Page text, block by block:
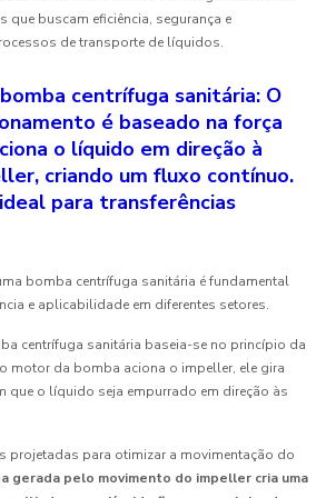
que buscam eficiência, segurança e
de transporte de líquidos.
centrífuga sanitária: O
é baseado na força
o líquido em direção à
criando um fluxo contínuo.
para transferências
bomba centrífuga sanitária é fundamental
e aplicabilidade em diferentes setores.
centrífuga sanitária baseia-se no princípio da
motor da bomba aciona o impeller, ele gira
que o líquido seja empurrado em direção às
projetadas para otimizar a movimentação do
gerada pelo movimento do impeller cria uma